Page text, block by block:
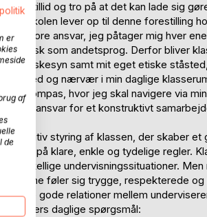
selvtillid og tro på at det kan lade sig
skolen lever op til denne forestilling
store ansvar, jeg påtager mig hver
i dansk som andetsprog. Derfor bliver
samt mit eget etiske
og nærvær i min daglige
kompas, hvor jeg skal navigere via
ansvar for et konstruktivt
positiv styring af klassen, der skaber
på klare, enkle og tydelige regler.
undervisningssituationer.
føler sig trygge, respekterede
gode relationer mellem
daglige spørgsmål:
er
af
de